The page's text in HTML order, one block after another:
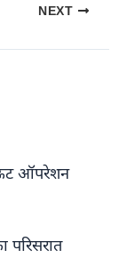
NEXT
ऑपरेशन
परिसरात